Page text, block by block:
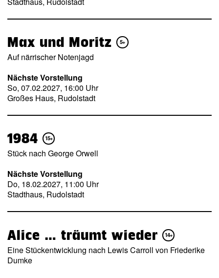
Max und Moritz 5+
Auf närrischer Notenjagd
Nächste Vorstellung
So, 07.02.2027, 16:00 Uhr
Großes Haus, Rudolstadt
1984 15+
Stück nach George Orwell
Nächste Vorstellung
Do, 18.02.2027, 11:00 Uhr
Stadthaus, Rudolstadt
Alice … träumt wieder 14+
Eine Stückentwicklung nach Lewis Carroll von Friederike
Dumke